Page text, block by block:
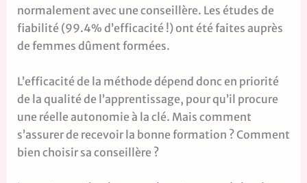
normalement avec une conseillère. Les études de
fiabilité (99.4% d’efficacité !) ont été faites auprès
de femmes dûment formées.
L’efficacité de la méthode dépend donc en priorité
de la qualité de l’apprentissage, pour qu’il procure
une réelle autonomie à la clé. Mais comment
s’assurer de recevoir la bonne formation ? Comment
bien choisir sa conseillère ?